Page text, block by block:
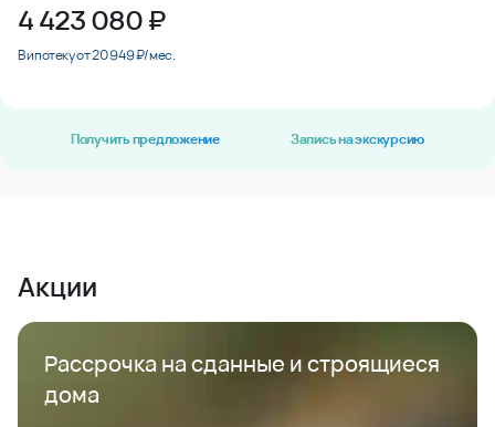
4 423 080₽
В ипотеку от 20 949 ₽/мес.
Получить предложение Запись на экскурсию
Акции
Рассрочка на сданные и строящиеся
дома